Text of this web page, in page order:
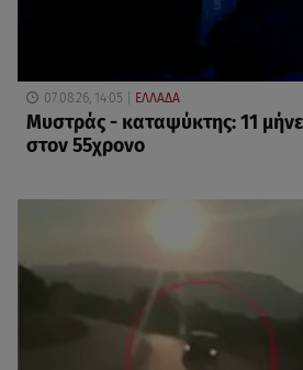
07.08.26, 14:05 ΕΛΛΑΔΑ
Μυστράς - καταψύκτης: 11
στον 55χρονο